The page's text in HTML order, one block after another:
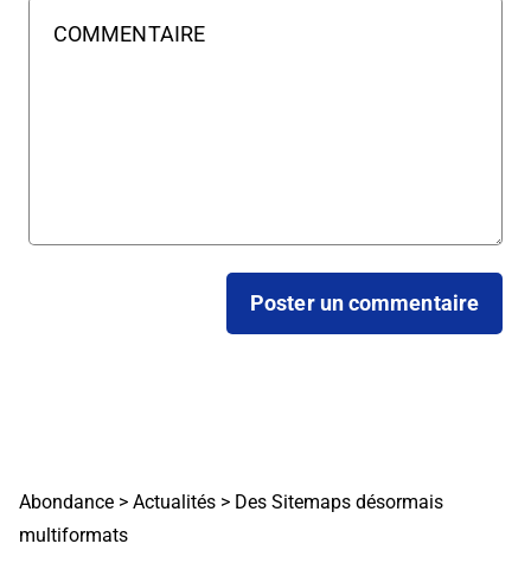
Abondance > Actualités > Des Sitemaps désormais
multiformats